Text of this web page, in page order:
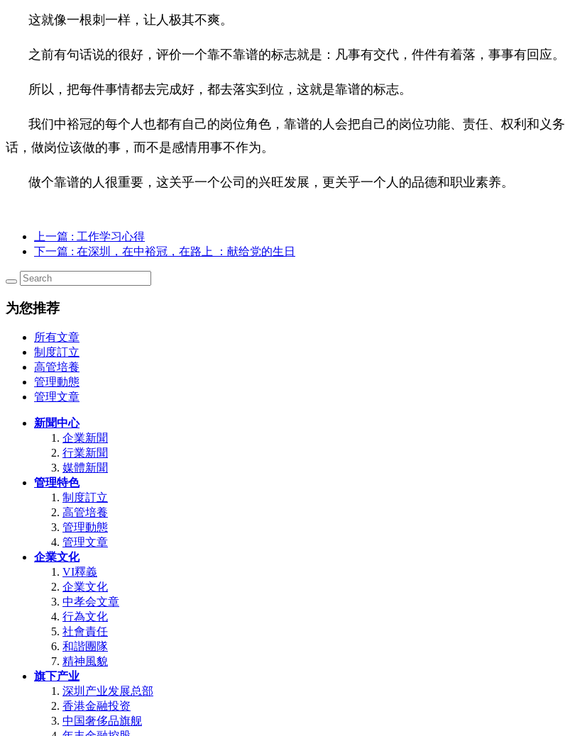
这就像一根刺一样，让人极其不爽。
之前有句话说的很好，评价一个靠不靠谱的标志就是：凡事有交代，件件有着落，事事有回应。
所以，把每件事情都去完成好，都去落实到位，这就是靠谱的标志。
我们中裕冠的每个人也都有自己的岗位角色，靠谱的人会把自己的岗位功能、责任、权利和义
话，做岗位该做的事，而不是感情用事不作为。
做个靠谱的人很重要，这关乎一个公司的兴旺发展，更关乎一个人的品德和职业素养。
上一篇 : 工作学习心得
下一篇 : 在深圳，在中裕冠，在路上 ：献给党的生日
为您推荐
所有文章
制度訂立
高管培養
管理動態
管理文章
新聞中心
企業新聞
行業新聞
媒體新聞
管理特色
制度訂立
高管培養
管理動態
管理文章
企業文化
VI釋義
企業文化
中孝会文章
行為文化
社會責任
和諧團隊
精神風貌
旗下产业
深圳产业发展总部
香港金融投资
中国奢侈品旗舰